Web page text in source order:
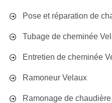
Pose et réparation de
Tubage de cheminée
Entretien de cheminée
Ramoneur Velaux
Ramonage de